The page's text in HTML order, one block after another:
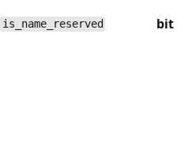
is_name_reserved bit